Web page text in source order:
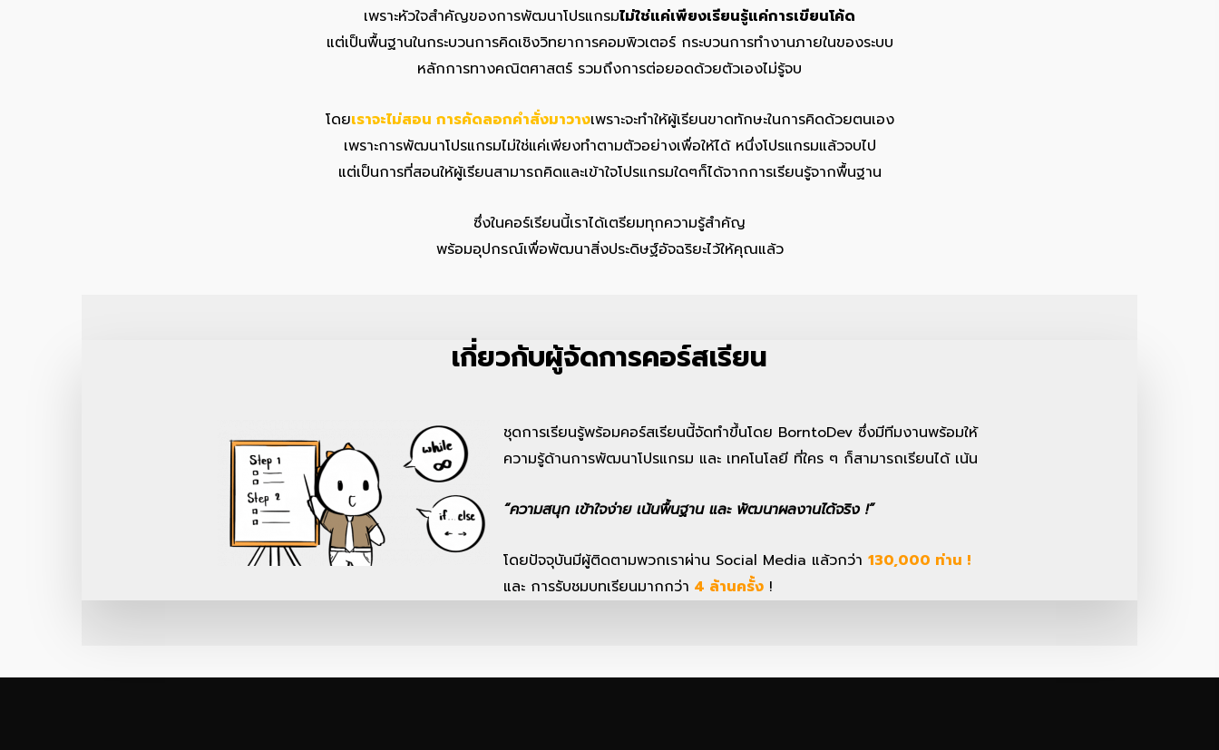
เพราะหัวใจสำคัญของการพัฒนาโปรแกรมไม่ใช่แค่เพียงเรียนรู้แค่การเขียนโค้ด
แต่เป็นพื้นฐานในกระบวนการคิดเชิงวิทยาการคอมพิวเตอร์ กระบวนการทำงานภายในของระบบ
หลักการทางคณิตศาสตร์ รวมถึงการต่อยอดด้วยตัวเองไม่รู้จบ
โดยเราจะไม่สอน การคัดลอกคำสั่งมาวางเพราะจะทำให้ผู้เรียนขาดทักษะในการคิดด้วยตนเอง
เพราะการพัฒนาโปรแกรมไม่ใช่แค่เพียงทำตามตัวอย่างเพื่อให้ได้ หนึ่งโปรแกรมแล้วจบไป
แต่เป็นการที่สอนให้ผู้เรียนสามารถคิดและเข้าใจโปรแกรมใดๆก็ได้จากการเรียนรู้จากพื้นฐาน
ซึ่งในคอร์เรียนนี้เราได้เตรียมทุกความรู้สำคัญ
พร้อมอุปกรณ์เพื่อพัฒนาสิ่งประดิษฐ์อัจฉริยะไว้ให้คุณแล้ว
เกี่ยวกับผู้จัดการคอร์สเรียน
ชุดการเรียนรู้พร้อมคอร์สเรียนนี้จัดทำขึ้นโดย BorntoDev ซึ่งมีทีมงานพร้อมให้
ความรู้ด้านการพัฒนาโปรแกรม และ เทคโนโลยี ที่ใคร ๆ ก็สามารถเรียนได้ เน้น
“ความสนุก เข้าใจง่าย เน้นพื้นฐาน และ พัฒนาผลงานได้จริง !”
โดยปัจจุบันมีผู้ติดตามพวกเราผ่าน Social Media แล้วกว่า130,000 ท่าน !
และ การรับชมบทเรียนมากกว่า 4 ล้านครั้ง !